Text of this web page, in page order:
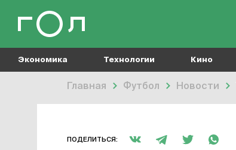
Экономика Технологии Кино
Главная Футбол Новости
ПОДЕЛИТЬСЯ: